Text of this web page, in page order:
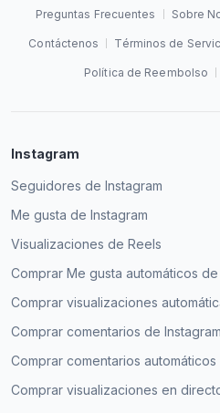
Preguntas Frecuentes Sobre
Contáctenos Términos de
Política de Reembolso
Instagram
Seguidores de Instagram
Me gusta de Instagram
Visualizaciones de Reels
Comprar Me gusta automáticos de
Comprar visualizaciones
Comprar comentarios de Instagram
Comprar comentarios automáticos
Comprar visualizaciones en